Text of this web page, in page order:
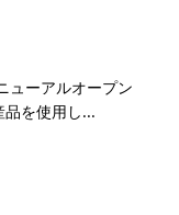
ューアルオープン
を使用し...